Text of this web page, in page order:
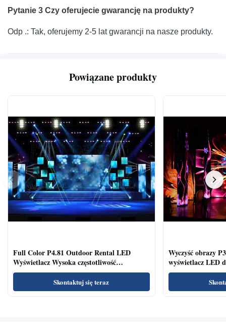
Pytanie 3 Czy oferujecie gwarancję na produkty?
Odp .: Tak, oferujemy 2-5 lat gwarancji na nasze produkty.
Powiązane produkty
Full Color P4.81 Outdoor Rental LED
Wyświetlacz Wysoka częstotliwość
odświeżania Szeroki kąt widzenia
Skontaktuj się teraz
Wyczyść obrazy
wyświetlacz LED
konferencyjnych